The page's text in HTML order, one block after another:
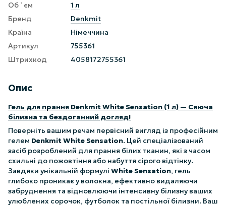
Об `єм
1 л
Бренд
Denkmit
Країна
Німеччина
Артикул
755361
Штрихкод
4058172755361
Опис
Гель для прання Denkmit White Sensation (1 л) — Сяюча
білизна та бездоганний догляд!
Поверніть вашим речам первісний вигляд із професійним
гелем Denkmit White Sensation. Цей спеціалізований
засіб розроблений для прання білих тканин, які з часом
схильні до пожовтіння або набуття сірого відтінку.
Завдяки унікальній формулі White Sensation, гель
глибоко проникає у волокна, ефективно видаляючи
забруднення та відновлюючи інтенсивну білизну ваших
улюблених сорочок, футболок та постільної білизни. Ваш